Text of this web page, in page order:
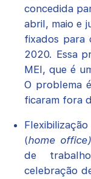
concedida
abril, maio e
fixados para
2020. Essa
MEI, que é
O problema
ficaram fora
(home office)
de
celebração